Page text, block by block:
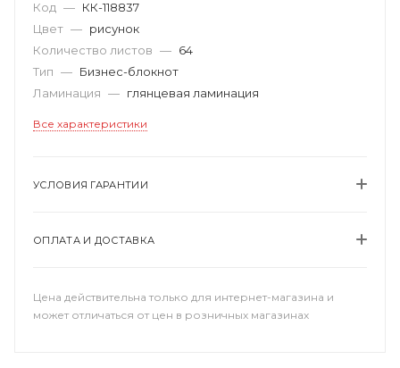
Код — КК-118837
Цвет — рисунок
Количество листов — 64
Тип — Бизнес-блокнот
Ламинация — глянцевая ламинация
Все характеристики
УСЛОВИЯ ГАРАНТИИ
ОПЛАТА И ДОСТАВКА
Цена действительна только для интернет-магазина и
может отличаться от цен в розничных магазинах